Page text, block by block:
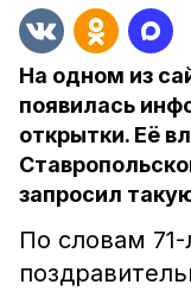
На одном из
появилась
открытки. Её
запросил
По словам